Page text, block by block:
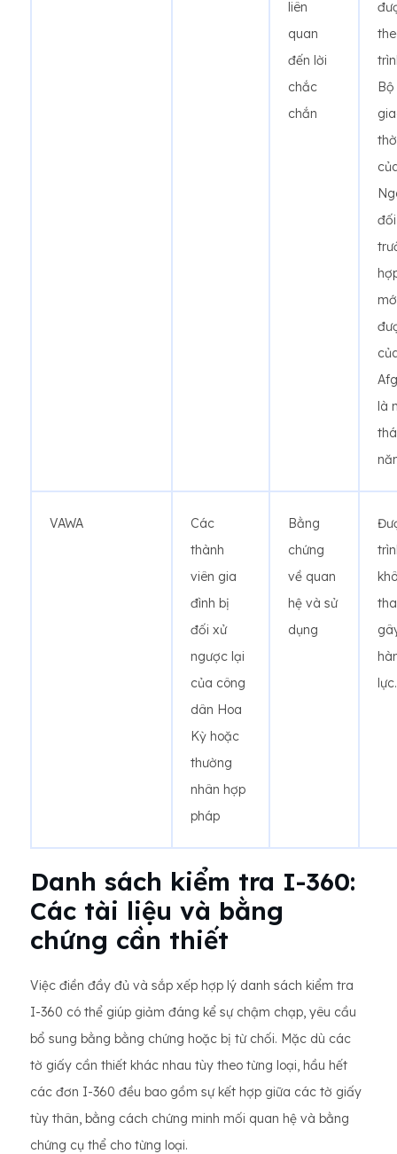
liên
quan
đến lời
chắc
chắn
là
VAWA
Các
thành
viên gia
đình bị
đối xử
ngược lại
của công
dân Hoa
Kỳ hoặc
thường
nhân hợp
pháp
Bằng
chứng
về quan
hệ và sử
dụng
lực.
Danh sách kiểm tra I-360:
Các tài liệu và bằng
chứng cần thiết
Việc điền đầy đủ và sắp xếp hợp lý danh sách kiểm tra
I-360 có thể giúp giảm đáng kể sự chậm chạp, yêu cầu
bổ sung bằng bằng chứng hoặc bị từ chối. Mặc dù các
tờ giấy cần thiết khác nhau tùy theo từng loại, hầu hết
các đơn I-360 đều bao gồm sự kết hợp giữa các tờ giấy
tùy thân, bằng cách chứng minh mối quan hệ và bằng
chứng cụ thể cho từng loại.